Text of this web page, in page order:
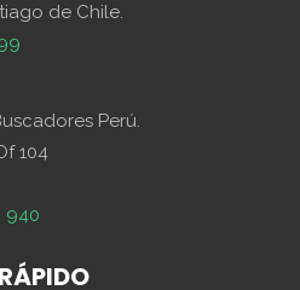
de Chile.
Perú.
104
940